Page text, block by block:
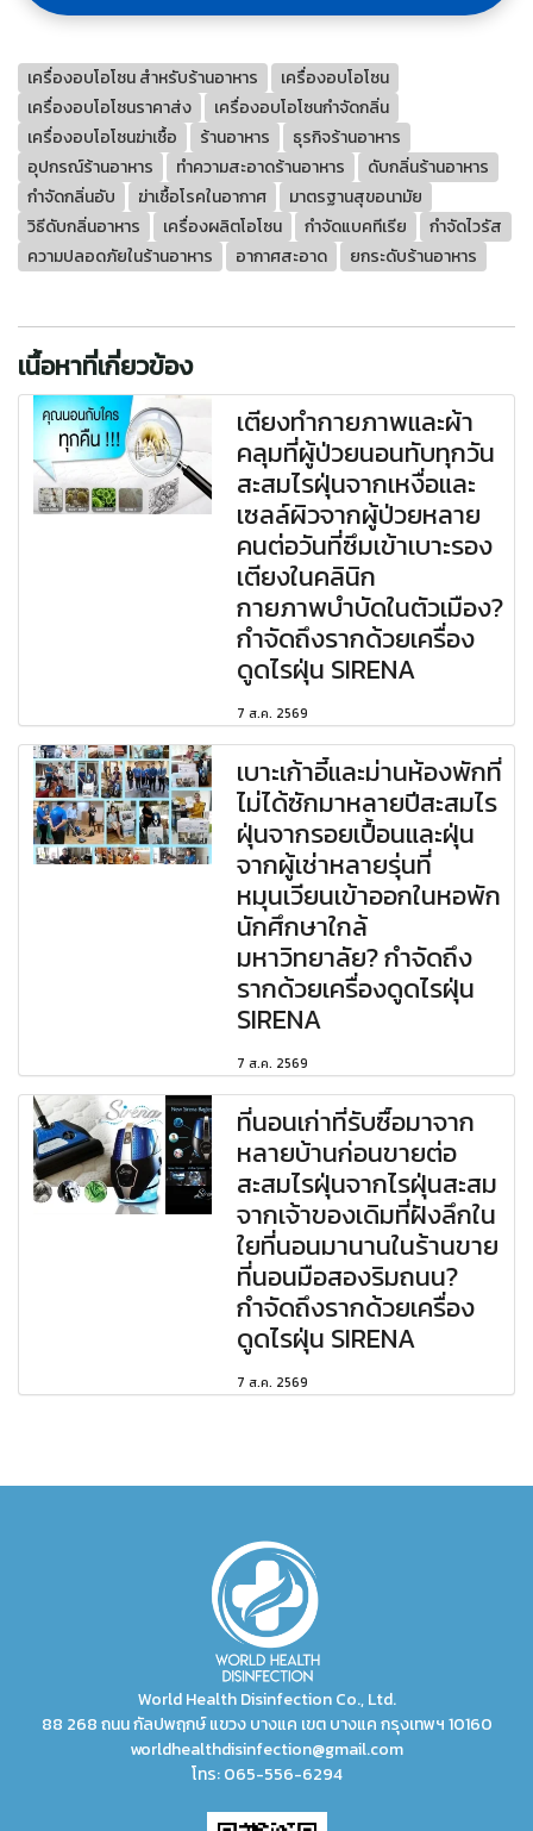
เครื่องอบโอโซน สำหรับร้านอาหาร
เครื่องอบโอโซน
เครื่องอบโอโซนราคาส่ง
เครื่องอบโอโซนกำจัดกลิ่น
เครื่องอบโอโซนฆ่าเชื้อ
ร้านอาหาร
ธุรกิจร้านอาหาร
อุปกรณ์ร้านอาหาร
ทำความสะอาดร้านอาหาร
ดับกลิ่นร้านอาหาร
กำจัดกลิ่นอับ
ฆ่าเชื้อโรคในอากาศ
มาตรฐานสุขอนามัย
วิธีดับกลิ่นอาหาร
เครื่องผลิตโอโซน กำจัดแบคทีเรีย
กำจัดไวรัส
ความปลอดภัยในร้านอาหาร
อากาศสะอาด ยกระดับร้านอาหาร
เนื้อหาที่เกี่ยวข้อง
เตียงทำกายภาพและผ้า
คลุมที่ผู้ป่วยนอนทับทุกวัน
สะสมไรฝุ่นจากเหงื่อและ
เซลล์ผิวจากผู้ป่วยหลาย
คนต่อวันที่ซึมเข้าเบาะรอง
เตียงในคลินิก
กายภาพบำบัดในตัวเมือง?
กำจัดถึงรากด้วยเครื่อง
ดูดไรฝุ่น SIRENA
7 ส.ค. 2569
เบาะเก้าอี้และม่านห้องพักที่
ไม่ได้ซักมาหลายปีสะสมไร
ฝุ่นจากรอยเปื้อนและฝุ่น
จากผู้เช่าหลายรุ่นที่
หมุนเวียนเข้าออกในหอพัก
นักศึกษาใกล้
มหาวิทยาลัย? กำจัดถึง
รากด้วยเครื่องดูดไรฝุ่น
SIRENA
7 ส.ค. 2569
ที่นอนเก่าที่รับซื้อมาจาก
หลายบ้านก่อนขายต่อ
สะสมไรฝุ่นจากไรฝุ่นสะสม
จากเจ้าของเดิมที่ฝังลึกใน
ใยที่นอนมานานในร้านขาย
ที่นอนมือสองริมถนน?
กำจัดถึงรากด้วยเครื่อง
ดูดไรฝุ่น SIRENA
7 ส.ค. 2569
World Health Disinfection Co., Ltd.
88 268 ถนน กัลปพฤกษ์ แขวง บางแค เขต บางแค กรุงเทพฯ 10160
worldhealthdisinfection@gmail.com
โทร:065-556-6294